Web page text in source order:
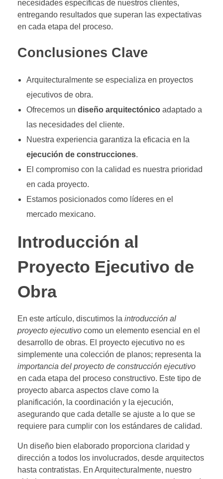
necesidades específicas de nuestros clientes,
entregando resultados que superan las expectativas
en cada etapa del proceso.
Conclusiones Clave
Arquitecturalmente se especializa en proyectos
ejecutivos de obra.
Ofrecemos un diseño arquitectónicoadaptado a
las necesidades del cliente.
Nuestra experiencia garantiza la eficacia en la
ejecución de construcciones.
El compromiso con la calidad es nuestra prioridad
en cada proyecto.
Estamos posicionados como líderes en el
mercado mexicano.
Introducción al
Proyecto Ejecutivo de
Obra
En este artículo, discutimos la introducción al
proyecto ejecutivo como un elemento esencial en el
desarrollo de obras. El proyecto ejecutivo no es
simplemente una colección de planos; representa la
importancia del proyecto de construcción ejecutivo
en cada etapa del proceso constructivo. Este tipo de
proyecto abarca aspectos clave como la
planificación, la coordinación y la ejecución,
asegurando que cada detalle se ajuste a lo que se
requiere para cumplir con los estándares de calidad.
Un diseño bien elaborado proporciona claridad y
dirección a todos los involucrados, desde arquitectos
hasta contratistas. En Arquitecturalmente, nuestro